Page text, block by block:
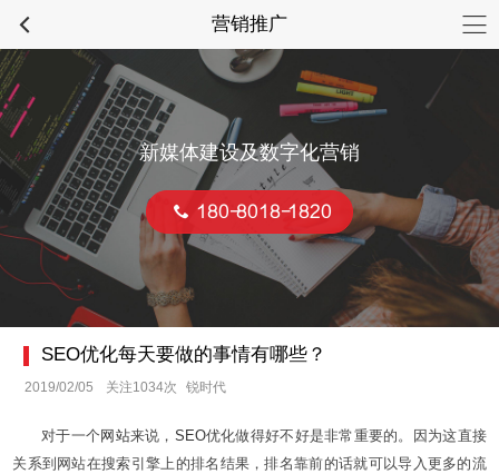
营销推广
新媒体建设及数字化营销
180-8018-1820
SEO优化每天要做的事情有哪些？
2019/02/05 关注1034次 锐时代
对于一个网站来说， SEO优化做得好不好是非常重要的。因为这直接
关系到网站在搜索引擎上的排名结果，排名靠前的话就可以导入更多的流